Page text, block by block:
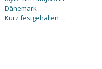
Dänemark …
Kurz festgehalten …